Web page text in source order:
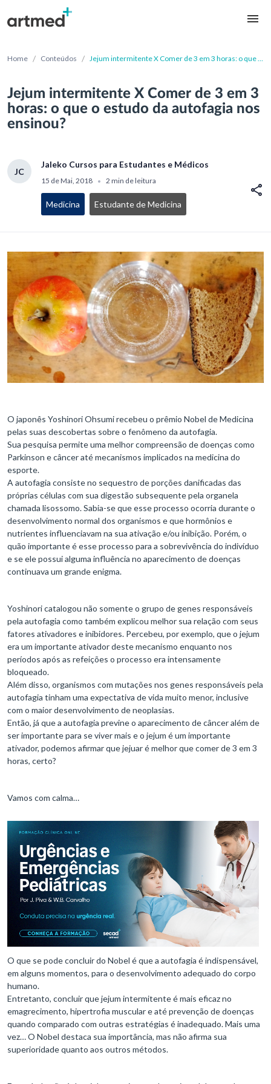
Home / Conteúdos /
Jejum intermitente X Comer de 3 em 3 horas: o que o
Jejum intermitente X Comer de 3 em 3
horas: o que o estudo da autofagia nos
ensinou?
JC
Jaleko Cursos para Estudantes e Médicos
15 de Mai, 2018 • 2 min de leitura
Medicina Estudante de Medicina
O japonês Yoshinori Ohsumi recebeu o prêmio Nobel de Medicina
pelas suas descobertas sobre o fenômeno da autofagia.
Sua pesquisa permite uma melhor compreensão de doenças como
Parkinson e câncer até mecanismos implicados na medicina do
esporte.
A autofagia consiste no sequestro de porções danificadas das
próprias células com sua digestão subsequente pela organela
chamada lisossomo. Sabia-se que esse processo ocorria durante o
desenvolvimento normal dos organismos e que hormônios e
nutrientes influenciavam na sua ativação e/ou inibição. Porém, o
quão importante é esse processo para a sobrevivência do indivíduo
e se ele possui alguma influência no aparecimento de doenças
continuava um grande enigma.
Yoshinori catalogou não somente o grupo de genes responsáveis
pela autofagia como também explicou melhor sua relação com seus
fatores ativadores e inibidores. Percebeu, por exemplo, que o jejum
era um importante ativador deste mecanismo enquanto nos
períodos após as refeições o processo era intensamente
bloqueado.
Além disso, organismos com mutações nos genes responsáveis pela
autofagia tinham uma expectativa de vida muito menor, inclusive
com o maior desenvolvimento de neoplasias.
Então, já que a autofagia previne o aparecimento de câncer além de
ser importante para se viver mais e o jejum é um importante
ativador, podemos afirmar que jejuar é melhor que comer de 3 em 3
horas, certo?
Vamos com calma…
O que se pode concluir do Nobel é que a autofagia é indispensável,
em alguns momentos, para o desenvolvimento adequado do corpo
humano.
Entretanto, concluir que jejum intermitente é mais eficaz no
emagrecimento, hipertrofia muscular e até prevenção de doenças
quando comparado com outras estratégias é inadequado. Mais uma
vez… O Nobel destaca sua importância, mas não afirma sua
superioridade quanto aos outros métodos.